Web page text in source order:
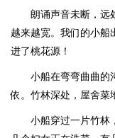
朗诵声音未断，远
越来越宽。我们的小船
进了桃花源！
小船在弯弯曲曲的
依。竹林深处，屋舍菜
小船穿过一片竹林